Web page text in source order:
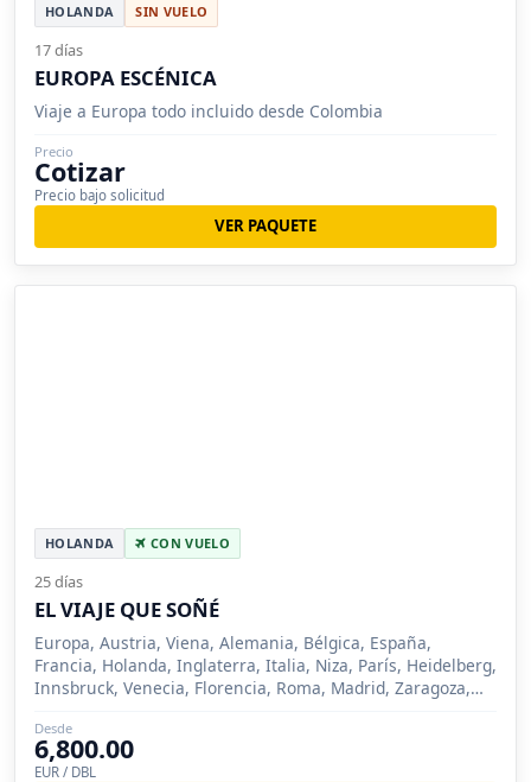
HOLANDA SIN VUELO
17 días
EUROPA ESCÉNICA
Viaje a Europa todo incluido desde Colombia
Precio
Cotizar
Precio bajo solicitud
VER PAQUETE
HOLANDA CON VUELO
25 días
EL VIAJE QUE SOÑÉ
Europa, Austria, Viena, Alemania, Bélgica, España,
Francia, Holanda, Inglaterra, Italia, Niza, París, Heidelberg,
Innsbruck, Venecia, Florencia, Roma, Madrid, Zaragoza,
Desde
6,800.00
EUR / DBL